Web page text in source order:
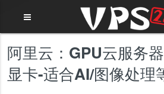
阿里云：GPU云服务
显卡-适合AI/图像处理